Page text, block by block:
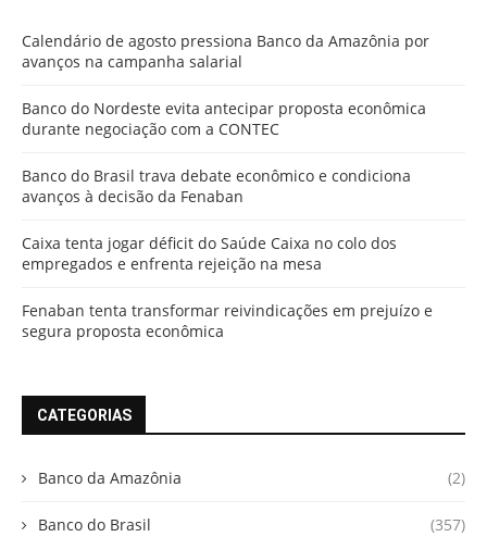
Calendário de agosto pressiona Banco da Amazônia por
avanços na campanha salarial
Banco do Nordeste evita antecipar proposta econômica
durante negociação com a CONTEC
Banco do Brasil trava debate econômico e condiciona
avanços à decisão da Fenaban
Caixa tenta jogar déficit do Saúde Caixa no colo dos
empregados e enfrenta rejeição na mesa
Fenaban tenta transformar reivindicações em prejuízo e
segura proposta econômica
CATEGORIAS
Banco da Amazônia (2)
Banco do Brasil (357)